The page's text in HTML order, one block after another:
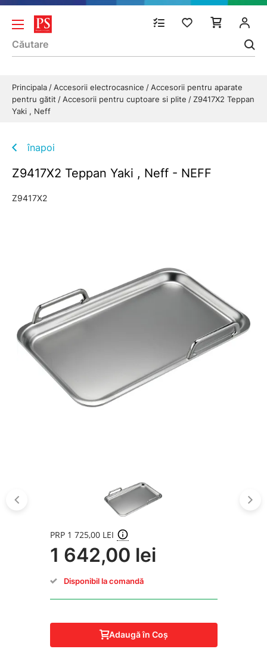
Principala Accesorii electrocasnice
Accesorii pentru aparate
pentru gătit
Accesorii pentru cuptoare si plite
Z9417X2 Teppan
Yaki , Neff
înapoi
Z9417X2 Teppan Yaki , Neff - NEFF
Z9417X2
PRP 1 725,00 LEI
1 642,00 lei
Disponibil la comandă
Adaugă în Coş